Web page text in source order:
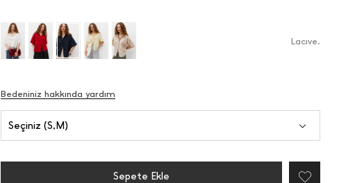
Lacıve.
Bedeniniz hakkında yardım
Seçiniz (S,M)
Sepete Ekle